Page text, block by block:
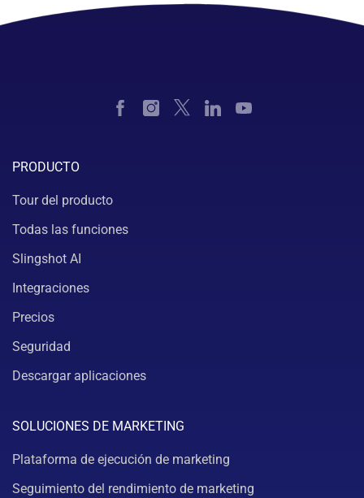
PRODUCTO
Tour del producto
Todas las funciones
Slingshot AI
Integraciones
Precios
Seguridad
Descargar aplicaciones
SOLUCIONES DE MARKETING
Plataforma de ejecución de marketing
Seguimiento del rendimiento de marketing